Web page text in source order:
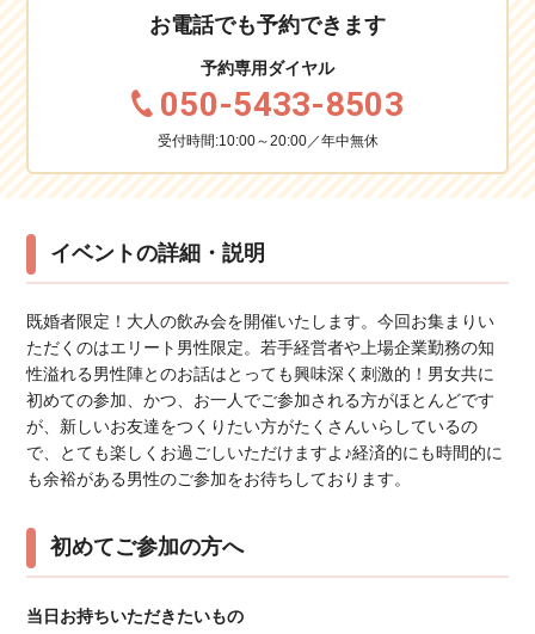
お電話でも予約できます
予約専用ダイヤル
050-5433-8503
受付時間:10:00～20:00／年中無休
イベントの詳細・説明
既婚者限定！大人の飲み会を開催いたします。今回お集まりい
ただくのはエリート男性限定。若手経営者や上場企業勤務の知
性溢れる男性陣とのお話はとっても興味深く刺激的！男女共に
初めての参加、かつ、お一人でご参加される方がほとんどです
が、新しいお友達をつくりたい方がたくさんいらしているの
で、とても楽しくお過ごしいただけますよ♪経済的にも時間的に
も余裕がある男性のご参加をお待ちしております。
初めてご参加の方へ
当日お持ちいただきたいもの